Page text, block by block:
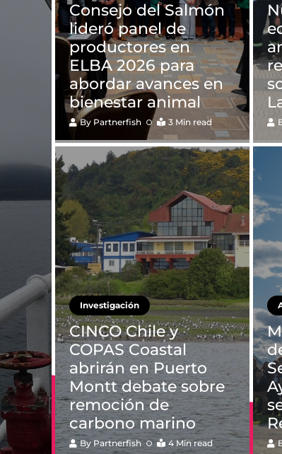
Consejo del Salmón
lideró panel de
productores en
ELBA 2026 para
abordar avances en
bienestar animal
By Partnerfish 3 Min read
Investigación
CINCO Chile y
COPAS Coastal
abrirán en Puerto
Montt debate sobre
remoción de
carbono marino
ByPartnerfish 4 Min read